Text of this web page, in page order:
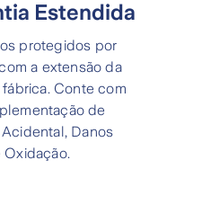
Estendida
protegidos por
a extensão da
Conte com
de
Danos
Oxidação.